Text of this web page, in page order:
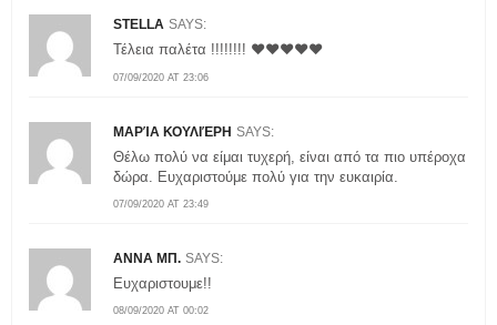
STELLA SAYS:
07/09/2020 AT 23:06
Τέλεια παλέτα !!!!!!!! ❤❤❤❤❤
ΜΑΡΊΑ ΚΟΥΛΙΈΡΗ SAYS:
07/09/2020 AT 23:49
Θέλω πολύ να είμαι τυχερή, είναι από τα πιο υπέροχα
δώρα. Ευχαριστούμε πολύ για την ευκαιρία.
ΑΝΝΑ ΜΠ. SAYS:
08/09/2020 AT 00:02
Ευχαριστουμε!!